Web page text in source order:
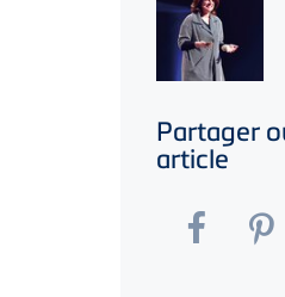
Partager
article